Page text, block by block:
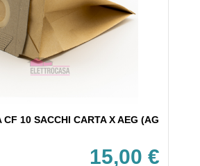
CF 10 SACCHI CARTA X AEG (AG
15,00 €